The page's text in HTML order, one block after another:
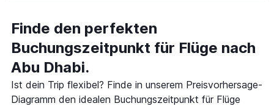
Finde den perfekten
Buchungszeitpunkt für Flüge nach
Abu Dhabi.
Ist dein Trip flexibel? Finde in unserem Preisvorhersage-
Diagramm den idealen Buchungszeitpunkt für Flüge